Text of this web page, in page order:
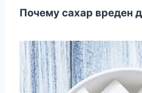
Почему сахар вреден